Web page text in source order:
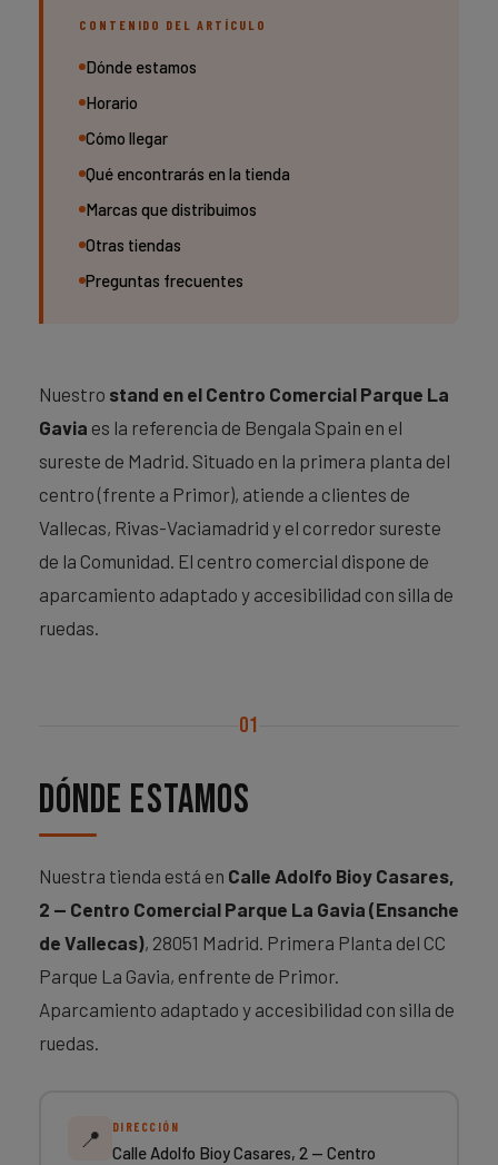
CONTENIDO DEL ARTÍCULO
Dónde estamos
Horario
Cómo llegar
Qué encontrarás en la tienda
Marcas que distribuimos
Otras tiendas
Preguntas frecuentes
Nuestro stand en el Centro Comercial Parque La
Gavia es la referencia de Bengala Spain en el
sureste de Madrid. Situado en la primera planta del
centro (frente a Primor), atiende a clientes de
Vallecas, Rivas-Vaciamadrid y el corredor sureste
de la Comunidad. El centro comercial dispone de
aparcamiento adaptado y accesibilidad con silla de
ruedas.
01
Dónde estamos
Nuestra tienda está en Calle Adolfo Bioy Casares,
2 — Centro Comercial Parque La Gavia (Ensanche
de Vallecas), 28051 Madrid. Primera Planta del CC
Parque La Gavia, enfrente de Primor.
Aparcamiento adaptado y accesibilidad con silla de
ruedas.
📍 DIRECCIÓN
Calle Adolfo Bioy Casares, 2 — Centro